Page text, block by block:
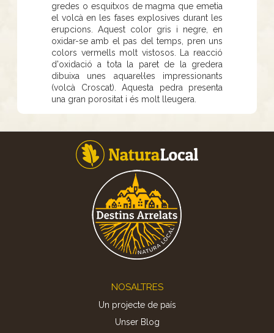
gredes o esquitxos de magma que emetia
el volcà en les fases explosives durant les
erupcions. Aquest color gris i negre, en
oxidar-se amb el pas del temps, pren uns
colors vermells molt vistosos. La reacció
d'oxidació a tota la paret de la gredera
dibuixa unes aquarel·les impressionants
(volcà Croscat). Aquesta pedra presenta
una gran porositat i és molt lleugera.
NOSALTRES
Un projecte de país
Unser Blog